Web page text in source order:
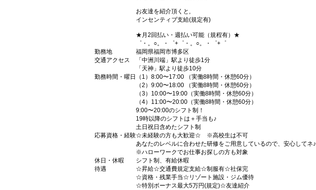
お友達を紹介頂くと,
インセンティブ支給(規定有)
★月2回払い・週払い可能（規程有）★
゜・。○。・゜+゜・。○。・゜+゜
勤務地
福岡県福岡市博多区
交通アクセス
「中洲川端」駅より徒歩1分
「天神」駅より徒歩10分
勤務時間・曜日
（1）8:00〜17:00 （実働8時間・休憩60分）
（2）9:00〜18:00 （実働8時間・休憩60分）
（3）10:00〜19:00（実働8時間・休憩60分）
（4）11:00〜20:00（実働8時間・休憩60分）
9:00〜20:00のシフト制！
19時以降のシフトは＋手当も♪
土日祝日含めたシフト制
応募資格・経験☆未経験の方も大歓迎☆ ※高校生は不可
あなたのレベルに合わせた研修をご用意しているので、安心してネ♪
※ハローワークでお仕事お探しの方も対象
休日・休暇
シフト制、有給休暇
待遇
☆昇給☆交通費規定支給☆制服有☆社保完
☆資格・残業手当☆リゾート施設・ジム優待
☆特別ボーナス最大5万円(規定)☆友達紹介